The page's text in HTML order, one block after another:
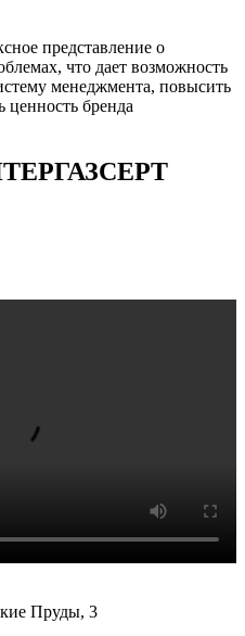
представление о
что дает возможность
менеджмента, повысить
ценность бренда
Пруды, 3